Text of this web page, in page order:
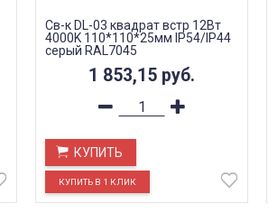
Св-к DL-03 квадрат встр 12Вт
4000K 110*110*25мм IP54/IP44
серый RAL7045
1 853,15 руб.
КУПИТЬ